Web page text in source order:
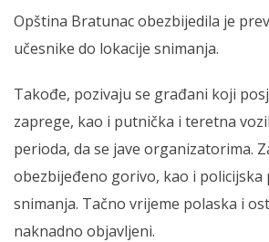
Opština Bratunac obezbijedila je
učesnike do lokacije snimanja.
Takođe, pozivaju se građani koji
zaprege, kao i putnička i teretna
perioda, da se jave organizatorima.
obezbijeđeno gorivo, kao i policijska
snimanja. Tačno vrijeme polaska i
naknadno objavljeni.